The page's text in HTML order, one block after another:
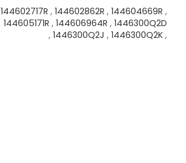
144602717R , 144602862R , 144604669R ,
144605171R , 144606964R , 1446300Q2D
, 1446300Q2J , 1446300Q2K ,